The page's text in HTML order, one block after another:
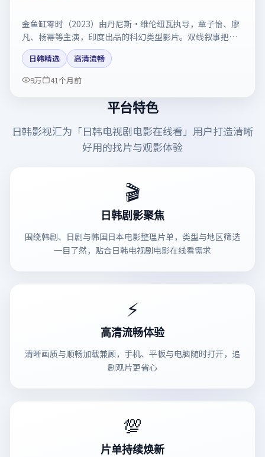
金鱼缸零时（2023）由丹尼斯·维伦纽瓦执导，章子怡、廖
凡、杨幂等主演，印度出品的科幻类型影片。双线叙事把悬
念保持到最后一刻。剧情简介与主创信息可供检索参考，上
映日期以片方资料为准。
日韩精选
高清流畅
9万
41个月前
平台特色
日韩影视汇为「日韩电视剧电影在线看 」用户打造清晰
好用的找片与观影体验
🎬
日韩剧影聚焦
围绕韩剧、日剧与韩国日本电影整理片单，类型与地区筛选
一目了然，贴合日韩电视剧电影在线看需求
⚡
高清流畅体验
清晰画质与顺畅加载兼顾，手机、平板与电脑随时打开，追
剧观片更省心
💯
片单持续焕新